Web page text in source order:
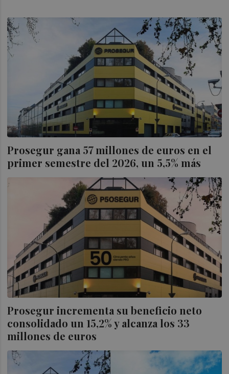
Prosegur gana 57 millones de euros en el
primer semestre del 2026, un 5,5% más
Prosegur incrementa su beneficio neto
consolidado un 15,2% y alcanza los 33
millones de euros